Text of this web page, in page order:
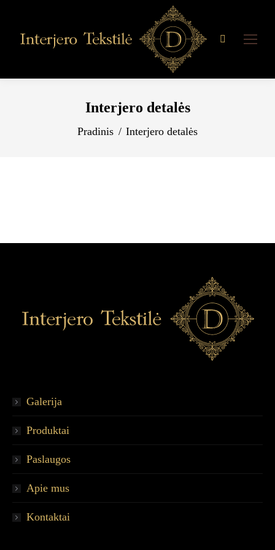
Search:
Interjero detalės
You are here:
Pradinis Interjero detalės
Galerija
Produktai
Paslaugos
Apie mus
Kontaktai